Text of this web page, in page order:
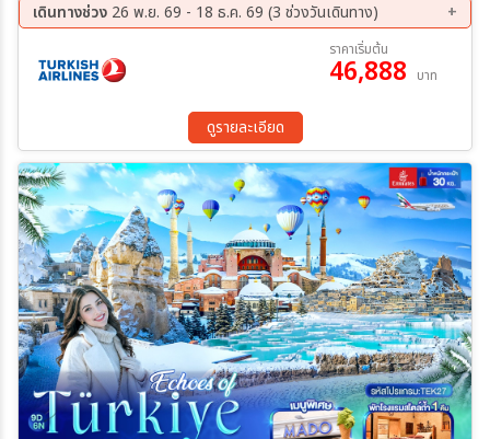
ปราสาทปุยฝ้าย เมืองโบราณเฮียราโพลิส และอัศจรรย์นครใต้ดินชาดัค
เยือนพระราชวังทอปทาปี หอคอยทาลาตา สุลด่านฮานี ทะเลสาบเกลือ และ
สุสานอตาเติร์ก เดินเล่นจัตุรัสทัทซิมสแควร์ ท่าเรือกาลาตา ตลาดแทรนด์
บาร์ซ่า
เดินทางช่วง 26 พ.ย. 69 - 18 ธ.ค. 69 (3 ช่วงวันเดินทาง)
03 ธ.ค. 69 - 11 ธ.ค. 69
10 ธ.ค. 69 - 18 ธ.ค. 69
ราคาเริ่มต้น
46,888 บาท
ดูรายละเอียด